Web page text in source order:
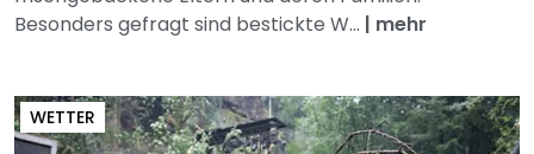
Besonders gefragt sind bestickte W... | mehr
WETTER